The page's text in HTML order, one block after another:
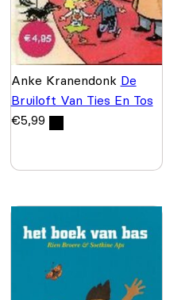
Anke Kranendonk De
Bruiloft Van Ties En Tos
€5,99